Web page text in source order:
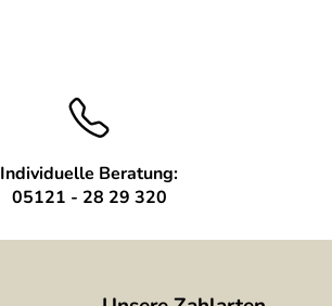
Individuelle Beratung:
05121 - 28 29 320